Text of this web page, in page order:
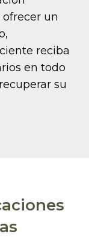
un
reciba
en todo
su